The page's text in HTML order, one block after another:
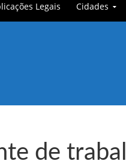
Legais Cidades
de